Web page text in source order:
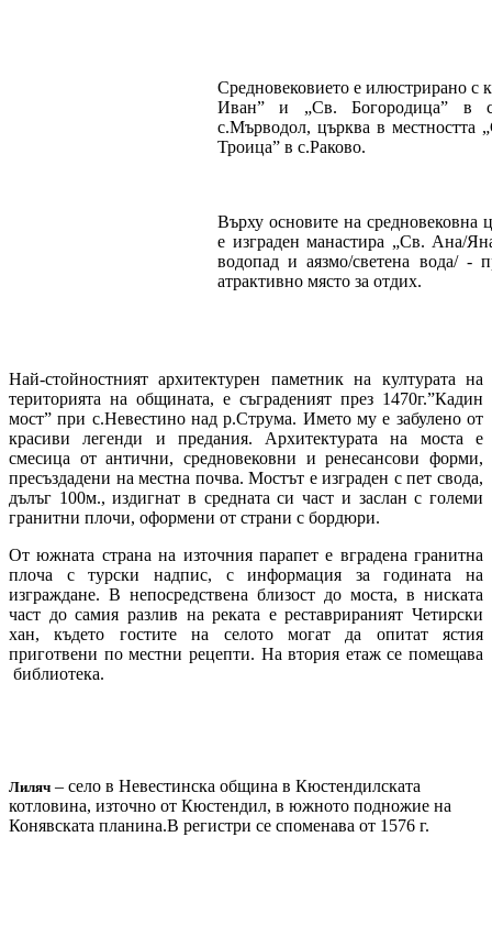
Средновековието е илюстрирано с
Иван” и „Св. Богородица” в
с.Мърводол, църква в местността
Троица” в с.Раково.
Върху основите на
е изграден манастира „Св. Ана/
водопад и аязмо/светена вода/ -
атрактивно място за отдих.
Най-стойностният архитектурен паметник на културата на
територията на общината, е съграденият през 1470г.”Кадин
мост” при с.Невестино над р.Струма. Името му е забулено от
красиви легенди и предания. Архитектурата на моста е
смесица от антични, средновековни и ренесансови форми,
пресъздадени на местна почва. Мостът е изграден с пет свода,
дълъг 100м., издигнат в средната си част и заслан с големи
гранитни плочи, оформени от страни с бордюри.
От южната страна на източния парапет е вградена гранитна
плоча с турски надпис, с информация за годината на
изграждане. В непосредствена близост до моста, в ниската
част до самия разлив на реката е реставрираният Четирски
хан, където гостите на селото могат да опитат ястия
приготвени по местни рецепти. На втория етаж се помещава
библиотека.
Лиляч – село в Невестинска община в Кюстендилската
котловина, източно от Кюстендил, в южното подножие на
Конявската планина.В регистри се споменава от 1576 г.